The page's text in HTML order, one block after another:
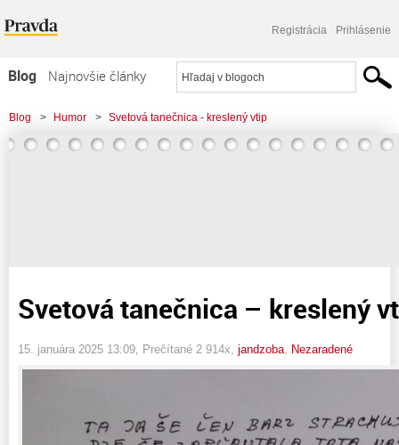
Registrácia Prihlásenie
Blog
Najnovšie články
Najčítanejšie články
Najkomentovanejšie články
Blog > Humor > Svetová tanečnica - kreslený vtip
Svetová tanečnica – kreslený
15. januára 2025 13:09 , Prečítané 2 914x, jandzoba Nezaradené